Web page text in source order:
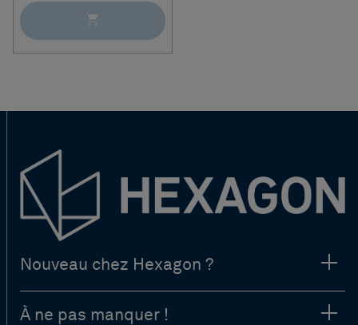
Nouveau chez Hexagon ?
À ne pas manquer !